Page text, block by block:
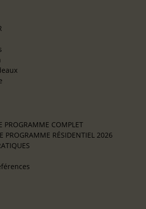
PROGRAMME COMPLET
PROGRAMME RÉSIDENTIEL 2026